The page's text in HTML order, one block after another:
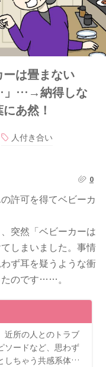
は畳まない
」…→納得しな
あ然！
人付き合い
0
許可を得てベビーカ
突然「ベビーカーは
しまいました。事情
ず耳を疑うような衝
のです……。
近所の人とのトラブ
ソードなど、思わず
しちゃう共感系体…